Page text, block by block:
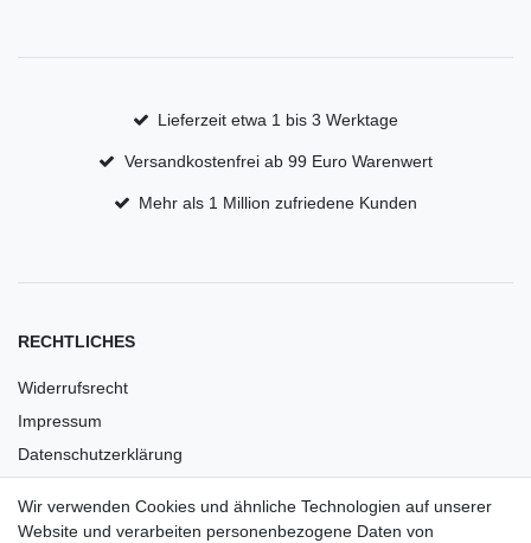
Lieferzeit etwa 1 bis 3 Werktage
Versandkostenfrei ab 99 Euro Warenwert
Mehr als 1 Million zufriedene Kunden
RECHTLICHES
Widerrufsrecht
Impressum
Datenschutzerklärung
Versandkosten
Wir verwenden Cookies und ähnliche Technologien auf unserer
Website und verarbeiten personenbezogene Daten von